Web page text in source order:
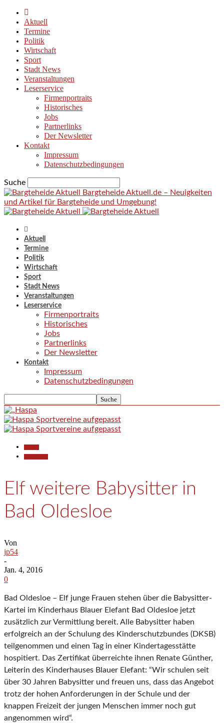
Aktuell
Termine
Politik
Wirtschaft
Sport
Stadt News
Veranstaltungen
Leserservice
Firmenportraits
Historisches
Jobs
Partnerlinks
Der Newsletter
Kontakt
Impressum
Datenschutzbedingungen
Suche
Bargteheide Aktuell.de – Neuigkeiten
und Artikel für Bargteheide und Umgebung!
Aktuell
Termine
Politik
Wirtschaft
Sport
Stadt News
Veranstaltungen
Leserservice
Firmenportraits
Historisches
Jobs
Partnerlinks
Der Newsletter
Kontakt
Impressum
Datenschutzbedingungen
Elf weitere Babysitter in
Bad Oldesloe
Von
jp54
-
Jan. 4, 2016
0
Bad Oldesloe – Elf junge Frauen stehen über die Babysitter-
Kartei im Kinderhaus Blauer Elefant Bad Oldesloe jetzt
zusätzlich zur Vermittlung bereit. Alle Babysitter haben
erfolgreich an der Schulung des Kinderschutzbundes (DKSB)
teilgenommen und einen Tag in einer Kindertagesstätte
hospitiert. Das Zertifikat überreichte ihnen Renate Günther,
Leiterin des Kinderhauses Blauer Elefant: “Wir schulen seit
über 30 Jahren Babysitter und freuen uns, dass das Angebot
trotz der hohen Anforderungen in der Schule und der
knappen Freizeit der jungen Menschen immer noch gut
angenommen wird“.